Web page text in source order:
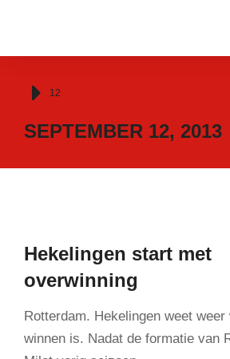
Je bent hier:
12
SEPTEMBER 12, 2013
Hekelingen start met
overwinning
Rotterdam. Hekelingen weet weer
winnen is. Nadat de formatie van